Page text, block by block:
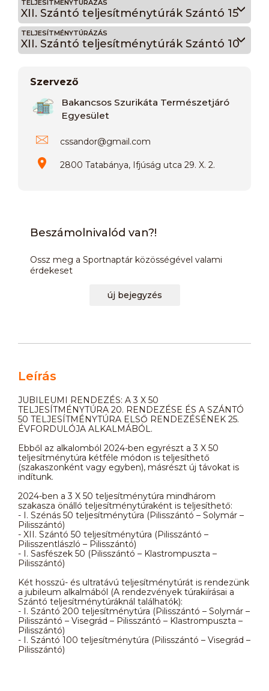
TELJESÍTMÉNYTÚRÁZÁS
XII. Szántó teljesítménytúrák Szántó 15
TELJESÍTMÉNYTÚRÁZÁS
XII. Szántó teljesítménytúrák Szántó 10
Szervező
Bakancsos Szurikáta Természetjáró
Egyesület
cssandor@gmail.com
2800 Tatabánya, Ifjúság utca 29. X. 2.
Beszámolnivalód van?!
Ossz meg a Sportnaptár közösségével valami
érdekeset
új bejegyzés
Leírás
JUBILEUMI RENDEZÉS: A 3 X 50
TELJESÍTMÉNYTÚRA 20. RENDEZÉSE ÉS A SZÁNTÓ
50 TELJESÍTMÉNYTÚRA ELSŐ RENDEZÉSÉNEK 25.
ÉVFORDULÓJA ALKALMÁBÓL.
Ebből az alkalomból 2024-ben egyrészt a 3 X 50
teljesítménytúra kétféle módon is teljesíthető
(szakaszonként vagy egyben), másrészt új távokat is
indítunk.
2024-ben a 3 X 50 teljesítménytúra mindhárom
szakasza önálló teljesítménytúraként is teljesíthető:
- I. Szénás 50 teljesítménytúra (Pilisszántó – Solymár –
Pilisszántó)
- XII. Szántó 50 teljesítménytúra (Pilisszántó –
Pilisszentlászló – Pilisszántó)
- I. Sasfészek 50 (Pilisszántó – Klastrompuszta –
Pilisszántó)
Két hosszú- és ultratávú teljesítménytúrát is rendezünk
a jubileum alkalmából (A rendezvények túrakiírásai a
Szántó teljesítménytúráknál találhatók):
- I. Szántó 200 teljesítménytúra (Pilisszántó – Solymár –
Pilisszántó – Visegrád – Pilisszántó – Klastrompuszta –
Pilisszántó)
- I. Szántó 100 teljesítménytúra (Pilisszántó – Visegrád –
Pilisszántó)